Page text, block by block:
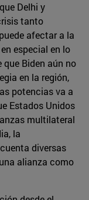
Delhi y
tanto
afectar a la
especial en lo
que Biden aún no
en la región,
potencias va a
Estados Unidos
multilateral
la
diversas
alianza como